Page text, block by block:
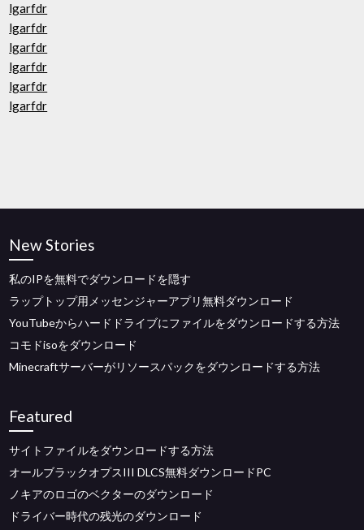
lgarfdr
lgarfdr
lgarfdr
lgarfdr
lgarfdr
lgarfdr
New Stories
私のIPを無料でダウンロードを隠す
ラップトップ用メッセンジャーアプリ無料ダウンロード
YouTubeからハードドライブにファイルをダウンロードする方法
コモドisoをダウンロード
Minecraftサーバーがリソースパックをダウンロードする方法
Featured
サイトファイルをダウンロードする方法
オールブラックオプスIII DLCS無料ダウンロードPC
ノキアのロゴのベクターのダウンロード
ドライバー時代の残光のダウンロード